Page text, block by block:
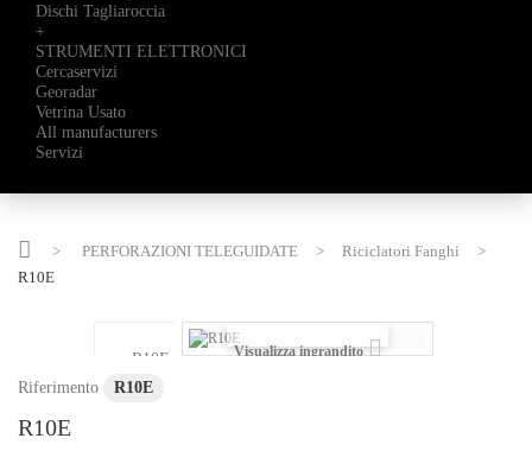
Dischi Tagliaroccia
+
STRUMENTI ELETTRONICI
Cercaservizi
Georadar
Vetrina Usato
All manufacturers
Servizi
> PERFORAZIONI TELEGUIDATE > Riciclatori Fanghi
>
R10E
Visualizza ingrandito
Riferimento R10E
R10E